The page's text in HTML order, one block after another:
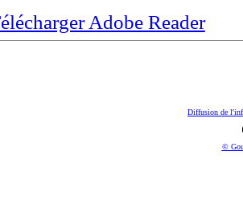
Adobe Reader
Diffusion de
©